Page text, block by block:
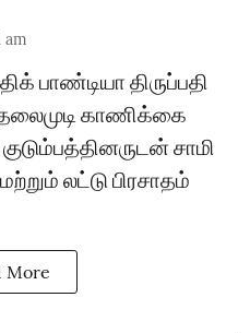
am
பாண்டியா திருப்பதி
காணிக்கை
சாமி
லட்டு பிரசாதம்
More